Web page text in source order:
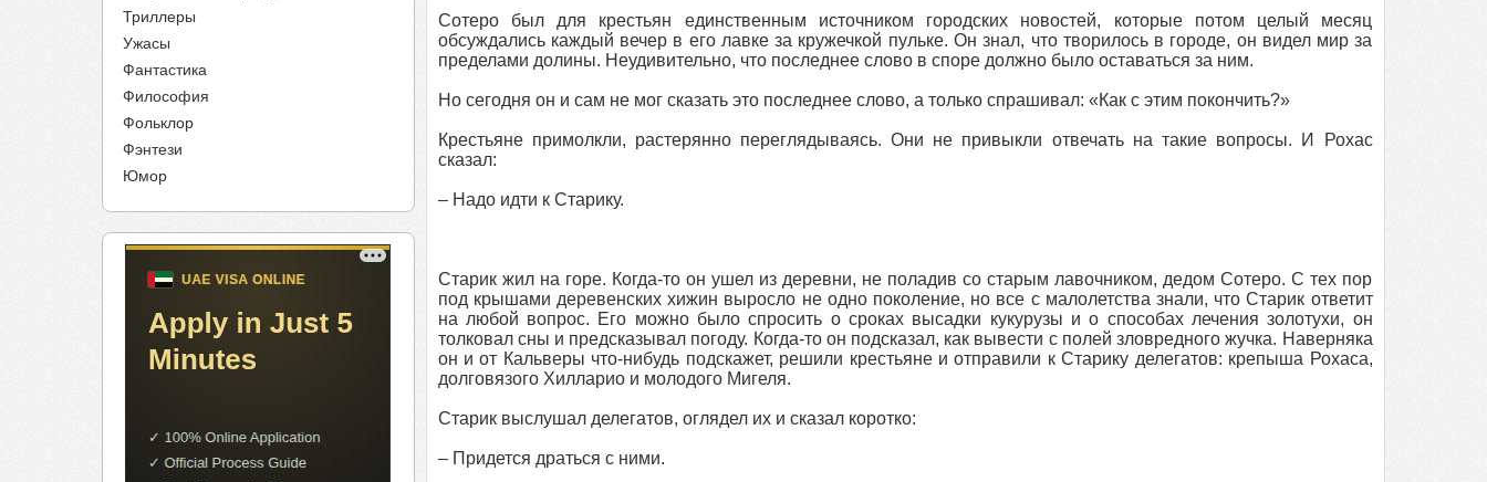
Триллеры
Ужасы
Фантастика
Философия
Фольклор
Фэнтези
Юмор
Сотеро был для крестьян единственным источником городских новостей, которые потом целый месяц
обсуждались каждый вечер в его лавке за кружечкой пульке. Он знал, что творилось в городе, он видел мир за
пределами долины. Неудивительно, что последнее слово в споре должно было оставаться за ним.
Но сегодня он и сам не мог сказать это последнее слово, а только спрашивал: «Как с этим покончить?»
Крестьяне примолкли, растерянно переглядываясь. Они не привыкли отвечать на такие вопросы. И Рохас
сказал:
– Надо идти к Старику.
Старик жил на горе. Когда-то он ушел из деревни, не поладив со старым лавочником, дедом Сотеро. С тех пор
под крышами деревенских хижин выросло не одно поколение, но все с малолетства знали, что Старик ответит
на любой вопрос. Его можно было спросить о сроках высадки кукурузы и о способах лечения золотухи, он
толковал сны и предсказывал погоду. Когда-то он подсказал, как вывести с полей зловредного жучка. Наверняка
он и от Кальверы что-нибудь подскажет, решили крестьяне и отправили к Старику делегатов: крепыша Рохаса,
долговязого Хилларио и молодого Мигеля.
Старик выслушал делегатов, оглядел их и сказал коротко:
– Придется драться с ними.